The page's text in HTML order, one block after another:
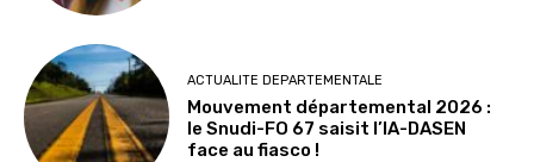
ACTUALITE DEPARTEMENTALE
Mouvement départemental 2026 :
le Snudi-FO 67 saisit l’IA-DASEN
face au fiasco !